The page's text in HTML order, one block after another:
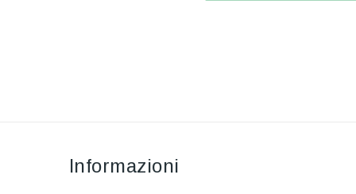
Informazioni